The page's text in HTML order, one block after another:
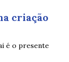
criação
é o presente